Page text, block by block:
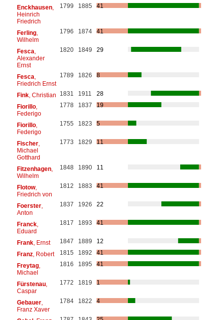
Enckhausen,
Heinrich
Friedrich
1799 1885 41
Ferling,
Wilhelm
1796 1874 41
Fesca
Alexander
Ernst
1820 1849 29
Fesca
Friedrich Ernst
1789 1826 8
Fink, Christian 1831 1911
28
Fiorillo,
Federigo
1778 1837 19
Fiorillo,
Federigo
1755 1823 5
Fischer,
Michael
Gotthard
1773 1829 11
Fitzenhagen,
Wilhelm
1848 1890 11
Flotow,
Friedrich von
1812 1883 41
Foerster,
Anton
1837 1926 22
Franck,
Eduard
1817 1893 41
Frank, Ernst 1847 1889
12
Franz, Robert 1815 1892
41
Freytag,
Michael
1816 1895 41
Fürstenau,
Caspar
1772 1819 1
Gebauer,
Franz Xaver
1784 1822 4